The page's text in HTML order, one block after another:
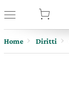
Home Diritti